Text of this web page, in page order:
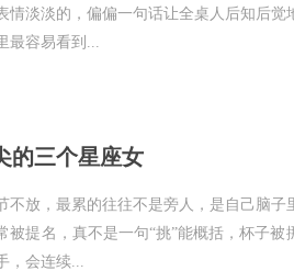
情淡淡的，偏偏一句话让全桌人后知后觉
最容易看到...
的三个星座女
不放，最累的往往不是旁人，是自己脑子
被提名，真不是一句“挑”能概括，杯子被
，会连续...